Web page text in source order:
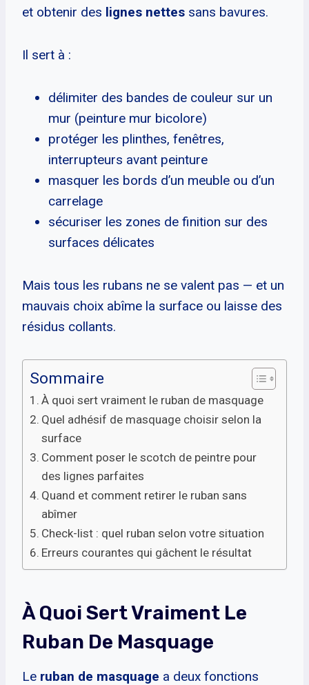
et obtenir des lignes nettes sans bavures.
Il sert à :
délimiter des bandes de couleur sur un
mur (peinture mur bicolore)
protéger les plinthes, fenêtres,
interrupteurs avant peinture
masquer les bords d’un meuble ou d’un
carrelage
sécuriser les zones de finition sur des
surfaces délicates
Mais tous les rubans ne se valent pas — et un
mauvais choix abîme la surface ou laisse des
résidus collants.
Sommaire
À quoi sert vraiment le ruban de masquage
Quel adhésif de masquage choisir selon la
surface
Comment poser le scotch de peintre pour
des lignes parfaites
Quand et comment retirer le ruban sans
abîmer
Check-list : quel ruban selon votre situation
Erreurs courantes qui gâchent le résultat
À Quoi Sert Vraiment Le
Ruban De Masquage
Le ruban de masquage a deux fonctions